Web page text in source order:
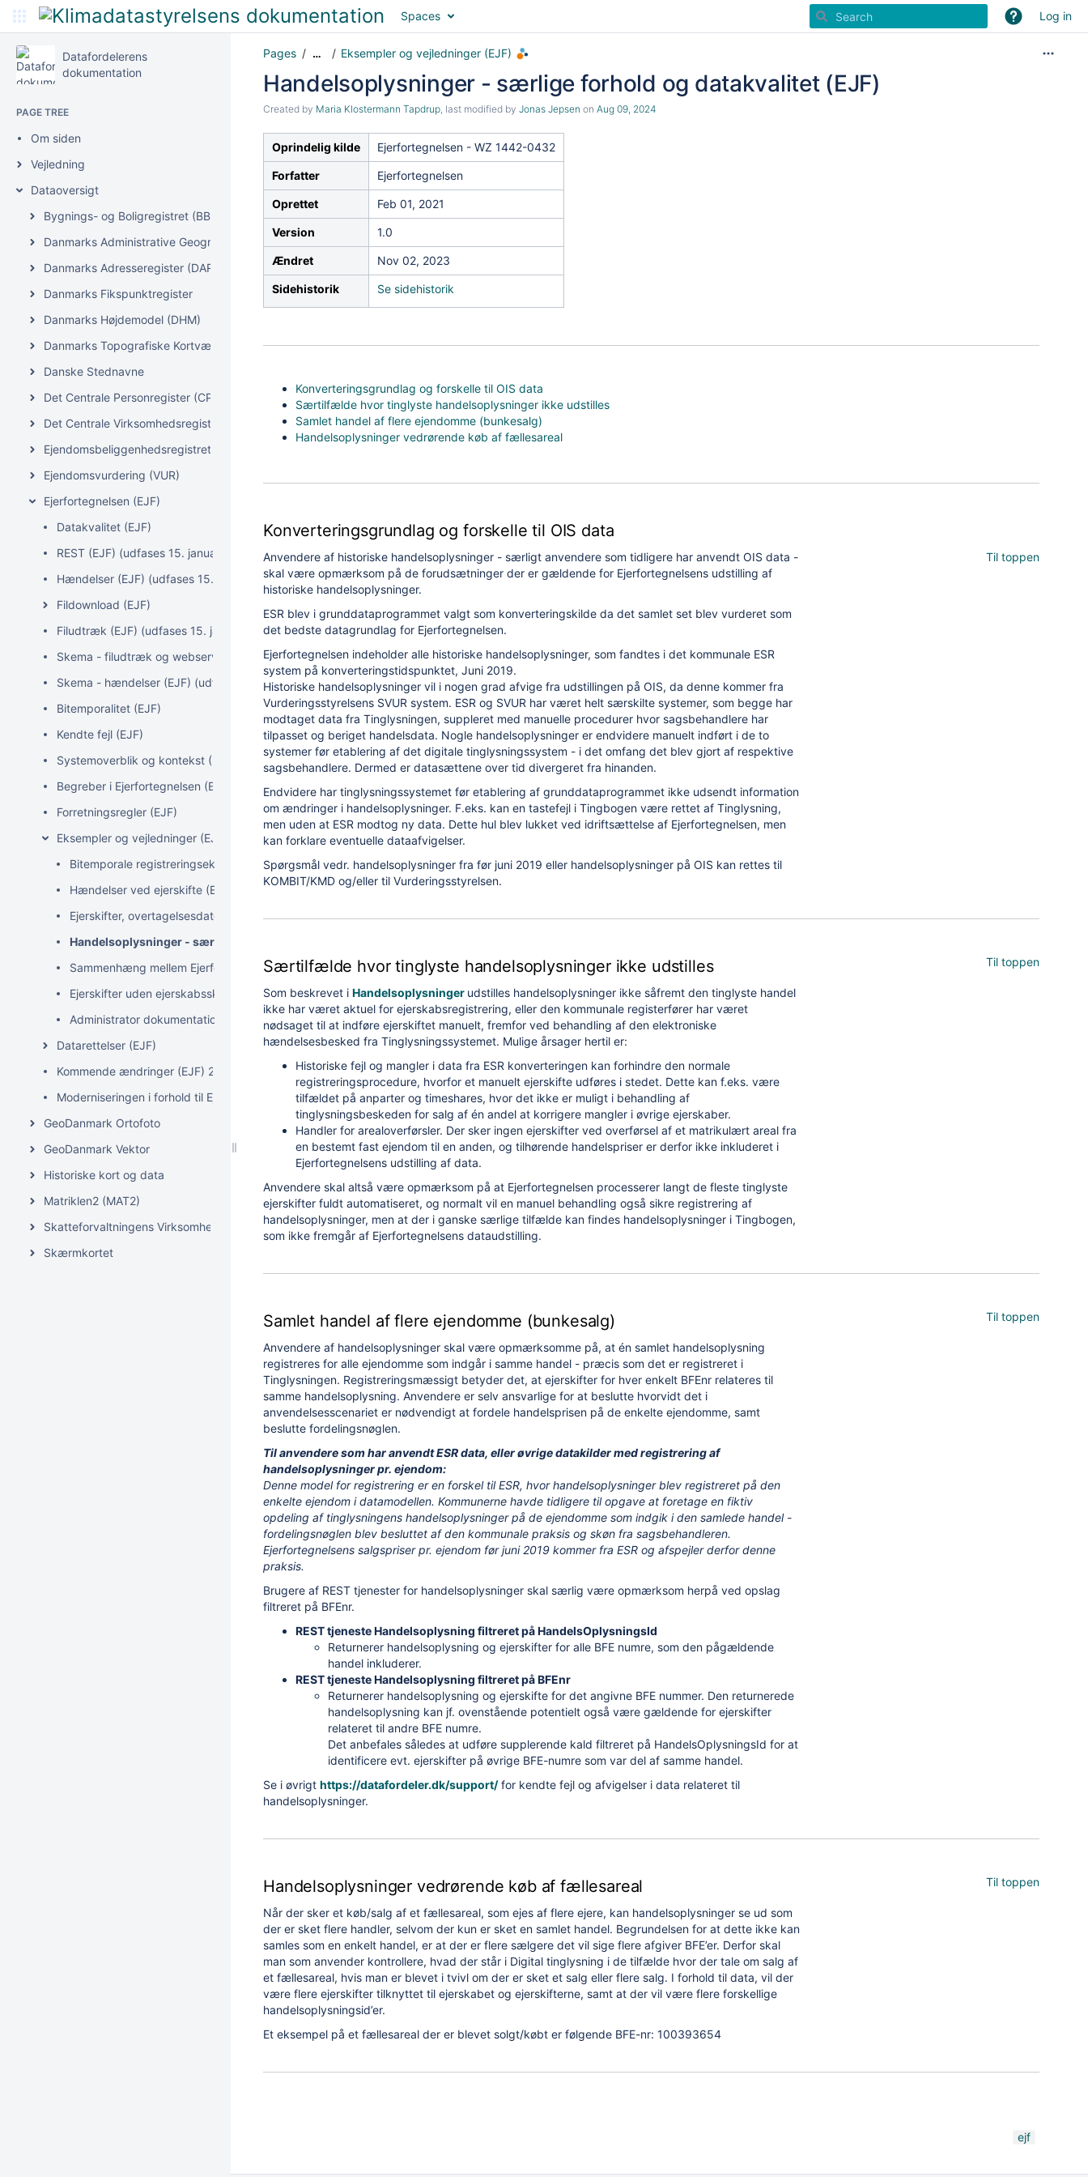
Spaces Log in
Datafordelerens
dokumentation
PAGE TREE
Om siden
Vejledning
Dataoversigt
Bygnings- og Boligregistret (BBR)
Danmarks Administrative Geografiske Inddeling (DAGI)
Danmarks Adresseregister (DAR)
Danmarks Fikspunktregister
Danmarks Højdemodel (DHM)
Danmarks Topografiske Kortværk (DTK)
Danske Stednavne
Det Centrale Personregister (CPR)
Det Centrale Virksomhedsregister (CVR)
Ejendomsbeliggenhedsregistret (EBR)
Ejendomsvurdering (VUR)
Ejerfortegnelsen (EJF)
Datakvalitet (EJF)
REST (EJF) (udfases 15. januar 2027)
Hændelser (EJF) (udfases 15. januar 2027)
Fildownload (EJF)
Filudtræk (EJF) (udfases 15. januar 2027)
Skema - filudtræk og webservices (EJF) (udfases 15. januar 2027)
Skema - hændelser (EJF) (udfases 15. januar 2027)
Bitemporalitet (EJF)
Kendte fejl (EJF)
Systemoverblik og kontekst (EJF)
Begreber i Ejerfortegnelsen (EJF)
Forretningsregler (EJF)
Eksempler og vejledninger (EJF)
Bitemporale registreringseksempler for ejerskab og ejerskifte (EJF)
Hændelser ved ejerskifte (EJF)
Ejerskifter, overtagelsesdato og hændelser i særlige scenarier (EJF)
Handelsoplysninger - særlige forhold og datakvalitet (EJF)
Sammenhæng mellem Ejerfortegnelsens tabeller
Ejerskifter uden ejerskabsskifter (Hændelser)
Administrator dokumentation (EJF)
Datarettelser (EJF)
Kommende ændringer (EJF) 2025
Moderniseringen i forhold til Ejerfortegnelsen (EJF)
GeoDanmark Ortofoto
GeoDanmark Vektor
Historiske kort og data
Matriklen2 (MAT2)
Skatteforvaltningens Virksomhedsregister (SVR)
Skærmkortet
Pages … Eksempler og vejledninger (EJF)
Handelsoplysninger - særlige forhold og datakvalitet (EJF)
Created by Maria Klostermann Tapdrup, last modified by Jonas Jepsen on Aug 09, 2024
Oprindelig kilde Ejerfortegnelsen - WZ 1442-0432
Forfatter Ejerfortegnelsen
Oprettet Feb 01, 2021
Version 1.0
Ændret Nov 02, 2023
Sidehistorik Se sidehistorik
Konverteringsgrundlag og forskelle til OIS data
Særtilfælde hvor tinglyste handelsoplysninger ikke udstilles
Samlet handel af flere ejendomme (bunkesalg)
Handelsoplysninger vedrørende køb af fællesareal
Konverteringsgrundlag og forskelle til OIS data
Anvendere af historiske handelsoplysninger - særligt anvendere som tidligere har anvendt OIS data -
skal være opmærksom på de forudsætninger der er gældende for Ejerfortegnelsens udstilling af
historiske handelsoplysninger.
ESR blev i grunddataprogrammet valgt som konverteringskilde da det samlet set blev vurderet som
det bedste datagrundlag for Ejerfortegnelsen.
Ejerfortegnelsen indeholder alle historiske handelsoplysninger, som fandtes i det kommunale ESR
system på konverteringstidspunktet, Juni 2019.
Historiske handelsoplysninger vil i nogen grad afvige fra udstillingen på OIS, da denne kommer fra
Vurderingsstyrelsens SVUR system. ESR og SVUR har været helt særskilte systemer, som begge har
modtaget data fra Tinglysningen, suppleret med manuelle procedurer hvor sagsbehandlere har
tilpasset og beriget handelsdata. Nogle handelsoplysninger er endvidere manuelt indført i de to
systemer før etablering af det digitale tinglysningssystem - i det omfang det blev gjort af respektive
sagsbehandlere. Dermed er datasættene over tid divergeret fra hinanden.
Endvidere har tinglysningssystemet før etablering af grunddataprogrammet ikke udsendt information
om ændringer i handelsoplysninger. F.eks. kan en tastefejl i Tingbogen være rettet af Tinglysning,
men uden at ESR modtog ny data. Dette hul blev lukket ved idriftsættelse af Ejerfortegnelsen, men
kan forklare eventuelle dataafvigelser.
Spørgsmål vedr. handelsoplysninger fra før juni 2019 eller handelsoplysninger på OIS kan rettes til
KOMBIT/KMD og/eller til Vurderingsstyrelsen.
Til toppen
Særtilfælde hvor tinglyste handelsoplysninger ikke udstilles Til toppen
Som beskrevet i Handelsoplysninger udstilles handelsoplysninger ikke såfremt den tinglyste handel
ikke har været aktuel for ejerskabsregistrering, eller den kommunale registerfører har været
nødsaget til at indføre ejerskiftet manuelt, fremfor ved behandling af den elektroniske
hændelsesbesked fra Tinglysningssystemet. Mulige årsager hertil er:
Historiske fejl og mangler i data fra ESR konverteringen kan forhindre den normale
registreringsprocedure, hvorfor et manuelt ejerskifte udføres i stedet. Dette kan f.eks. være
tilfældet på anparter og timeshares, hvor det ikke er muligt i behandling af
tinglysningsbeskeden for salg af én andel at korrigere mangler i øvrige ejerskaber.
Handler for arealoverførsler. Der sker ingen ejerskifter ved overførsel af et matrikulært areal fra
en bestemt fast ejendom til en anden, og tilhørende handelspriser er derfor ikke inkluderet i
Ejerfortegnelsens udstilling af data.
Anvendere skal altså være opmærksom på at Ejerfortegnelsen processerer langt de fleste tinglyste
ejerskifter fuldt automatiseret, og normalt vil en manuel behandling også sikre registrering af
handelsoplysninger, men at der i ganske særlige tilfælde kan findes handelsoplysninger i Tingbogen,
som ikke fremgår af Ejerfortegnelsens dataudstilling.
Samlet handel af flere ejendomme (bunkesalg) Til toppen
Anvendere af handelsoplysninger skal være opmærksomme på, at én samlet handelsoplysning
registreres for alle ejendomme som indgår i samme handel - præcis som det er registreret i
Tinglysningen. Registreringsmæssigt betyder det, at ejerskifter for hver enkelt BFEnr relateres til
samme handelsoplysning. Anvendere er selv ansvarlige for at beslutte hvorvidt det i
anvendelsesscenariet er nødvendigt at fordele handelsprisen på de enkelte ejendomme, samt
beslutte fordelingsnøglen.
Til anvendere som har anvendt ESR data, eller øvrige datakilder med registrering af
handelsoplysninger pr. ejendom:
Denne model for registrering er en forskel til ESR, hvor handelsoplysninger blev registreret på den
enkelte ejendom i datamodellen. Kommunerne havde tidligere til opgave at foretage en fiktiv
opdeling af tinglysningens handelsoplysninger på de ejendomme som indgik i den samlede handel -
fordelingsnøglen blev besluttet af den kommunale praksis og skøn fra sagsbehandleren.
Ejerfortegnelsens salgspriser pr. ejendom før juni 2019 kommer fra ESR og afspejler derfor denne
praksis.
Brugere af REST tjenester for handelsoplysninger skal særlig være opmærksom herpå ved opslag
filtreret på BFEnr.
REST tjeneste Handelsoplysning filtreret på HandelsOplysningsId
Returnerer handelsoplysning og ejerskifter for alle BFE numre, som den pågældende
handel inkluderer.
REST tjeneste Handelsoplysning filtreret på BFEnr
Returnerer handelsoplysning og ejerskifte for det angivne BFE nummer. Den returnerede
handelsoplysning kan jf. ovenstående potentielt også være gældende for ejerskifter
relateret til andre BFE numre.
Det anbefales således at udføre supplerende kald filtreret på HandelsOplysningsId for at
identificere evt. ejerskifter på øvrige BFE-numre som var del af samme handel.
Se i øvrigt https://datafordeler.dk/support/for kendte fejl og afvigelser i data relateret til
handelsoplysninger.
Handelsoplysninger vedrørende køb af fællesareal Til toppen
Når der sker et køb/salg af et fællesareal, som ejes af flere ejere, kan handelsoplysninger se ud som
der er sket flere handler, selvom der kun er sket en samlet handel. Begrundelsen for at dette ikke kan
samles som en enkelt handel, er at der er flere sælgere det vil sige flere afgiver BFE’er. Derfor skal
man som anvender kontrollere, hvad der står i Digital tinglysning i de tilfælde hvor der tale om salg af
et fællesareal, hvis man er blevet i tvivl om der er sket et salg eller flere salg. I forhold til data, vil der
være flere ejerskifter tilknyttet til ejerskabet og ejerskifterne, samt at der vil være flere forskellige
handelsoplysningsid’er.
Et eksempel på et fællesareal der er blevet solgt/købt er følgende BFE-nr: 100393654
ejf